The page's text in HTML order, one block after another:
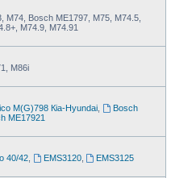
М74, Bosch ME1797, М75, М74.5,
М74.9, М74.91
М86i
M(G)798 Кia-Hyundai,
Bosch
ME17921
40/42, EMS3120,
EMS3125